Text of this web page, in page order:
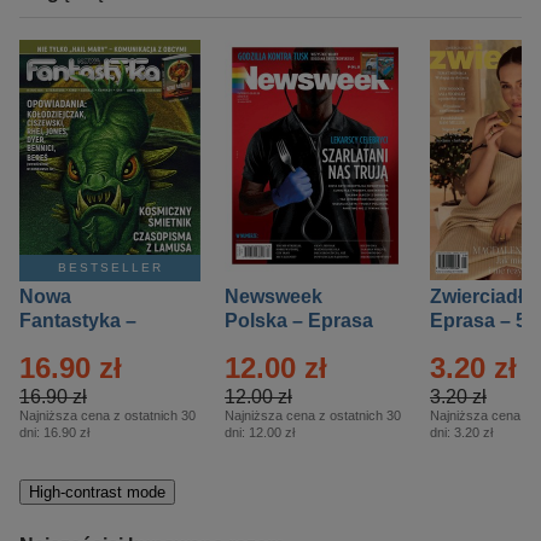
BESTSELLER
Nowa
Fantastyka –
16.90 zł
16.90 zł
Najniższa cena z ostatnich 30
dni: 16.90 zł
Newsweek
Polska – Eprasa
12.00 zł
12.00 zł
Najniższa cena z ostatnich 30
dni: 12.00 zł
Zwierciadło
Eprasa – 5/
3.20 zł
3.20 zł
Najniższa cena z
dni: 3.20 zł
High-contrast mode